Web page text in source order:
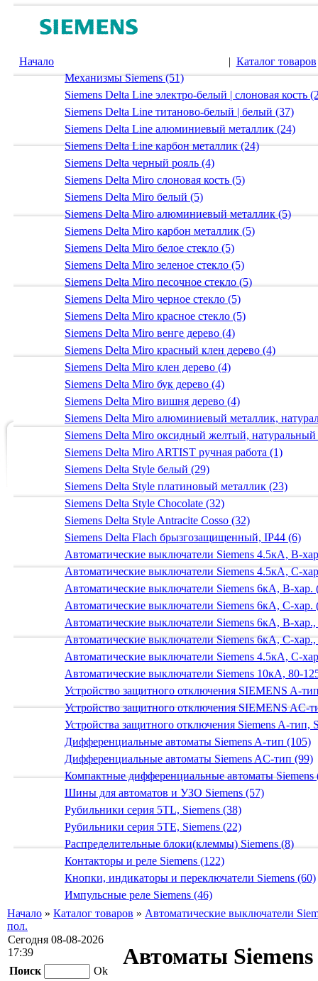
Начало | Каталог товаров
Механизмы Siemens (51)
Siemens Delta Line электро-белый | слоновая кость
Siemens Delta Line титаново-белый | белый (37)
Siemens Delta Line алюминиевый металлик (24)
Siemens Delta Line карбон металлик (24)
Siemens Delta черный рояль (4)
Siemens Delta Miro слоновая кость (5)
Siemens Delta Miro белый (5)
Siemens Delta Miro алюминиевый металлик (5)
Siemens Delta Miro карбон металлик (5)
Siemens Delta Miro белое стекло (5)
Siemens Delta Miro зеленое стекло (5)
Siemens Delta Miro песочное стекло (5)
Siemens Delta Miro черное стекло (5)
Siemens Delta Miro красное стекло (5)
Siemens Delta Miro венге дерево (4)
Siemens Delta Miro красный клен дерево (4)
Siemens Delta Miro клен дерево (4)
Siemens Delta Miro бук дерево (4)
Siemens Delta Miro вишня дерево (4)
Siemens Delta Miro алюминиевый металлик,
Siemens Delta Miro оксидный желтый,
Siemens Delta Miro ARTIST ручная работа (1)
Siemens Delta Style белый (29)
Siemens Delta Style платиновый металлик (23)
Siemens Delta Style Chocolate (32)
Siemens Delta Style Antracite Cosso (32)
Siemens Delta Flach брызгозащищенный, IP44 (6)
Автоматические выключатели Siemens 4.5кА, B-
Автоматические выключатели Siemens 4.5кА, C-
Автоматические выключатели Siemens 6кА, B-хар.
Автоматические выключатели Siemens 6кА, С-хар.
Автоматические выключатели Siemens 6кА, B-
Автоматические выключатели Siemens 6кА, C-
Автоматические выключатели Siemens 4.5кА, C-
Автоматические выключатели Siemens 10кА, 80-
Устройство защитного отключения SIEMENS A-
Устройство защитного отключения SIEMENS AС-
Устройства защитного отключения Siemens A-тип,
Дифференциальные автоматы Siemens A-тип (105)
Дифференциальные автоматы Siemens AС-тип (99)
Компактные дифференциальные автоматы Siemens
Шины для автоматов и УЗО Siemens (57)
Рубильники серия 5TL, Siemens (38)
Рубильники серия 5TE, Siemens (22)
Распределительные блоки(клеммы) Siemens (8)
Контакторы и реле Siemens (122)
Кнопки, индикаторы и переключатели Siemens (60)
Импульсные реле Siemens (46)
Начало » Каталог товаров » Автоматические выключатели
пол.
Сегодня 08-08-2026
17:39
Поиск
Ok
Автоматы